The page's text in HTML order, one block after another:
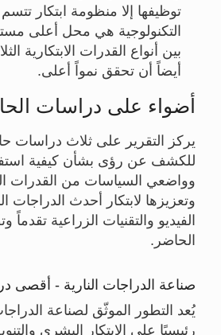
توظيفها إلا منظومة ابتكار
التكنولوجية هي محل أعلى
بين أنواع القدرات الابتكارية
أيضاً أن تحقق نمواً أعلى.
أضواء على دراسات
يركز التقرير على ثلاث دراسات
للكشف عن رؤى بشأن كيفية
وواضعي السياسات من القدرات
وتعزيزها لابتكار أحدث الدراجات
الفيديو والتقنيات الزراعية
الحاضر.
صناعة الدراجات النارية - أقصى
يُعد التطور الموثّق لصناعة الدراجات
رئيسيًا على الابتكار البشري